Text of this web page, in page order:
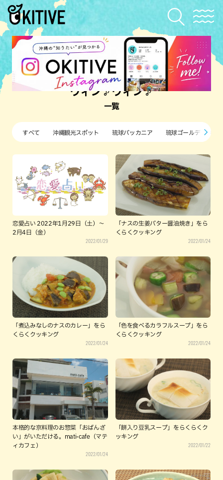
ウィン♪ウィン♪
一覧
すべて 沖縄観光スポット 琉球バッカニア 琉球ゴールデンキン
恋愛占い 2022年1月29日（土）～
2月4日（金）
2022/01/29
「ナスの生姜バター醤油焼き」をら
くらくクッキング
2022/01/24
「煮込みなしのナスのカレー」をら
くらくクッキング
2022/01/24
「色を食べるカラフルスープ」をら
くらくクッキング
2022/01/24
本格的な京料理のお惣菜「おばんざ
い」がいただける。mati-cafe（マテ
ィカフェ）
2022/01/24
「餅入り豆乳スープ」をらくらくク
ッキング
2022/01/22